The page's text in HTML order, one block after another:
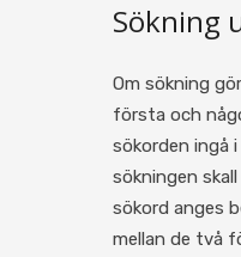
Sökning
Om sökning
första och
sökorden ingå
sökningen
sökord anges
mellan de två